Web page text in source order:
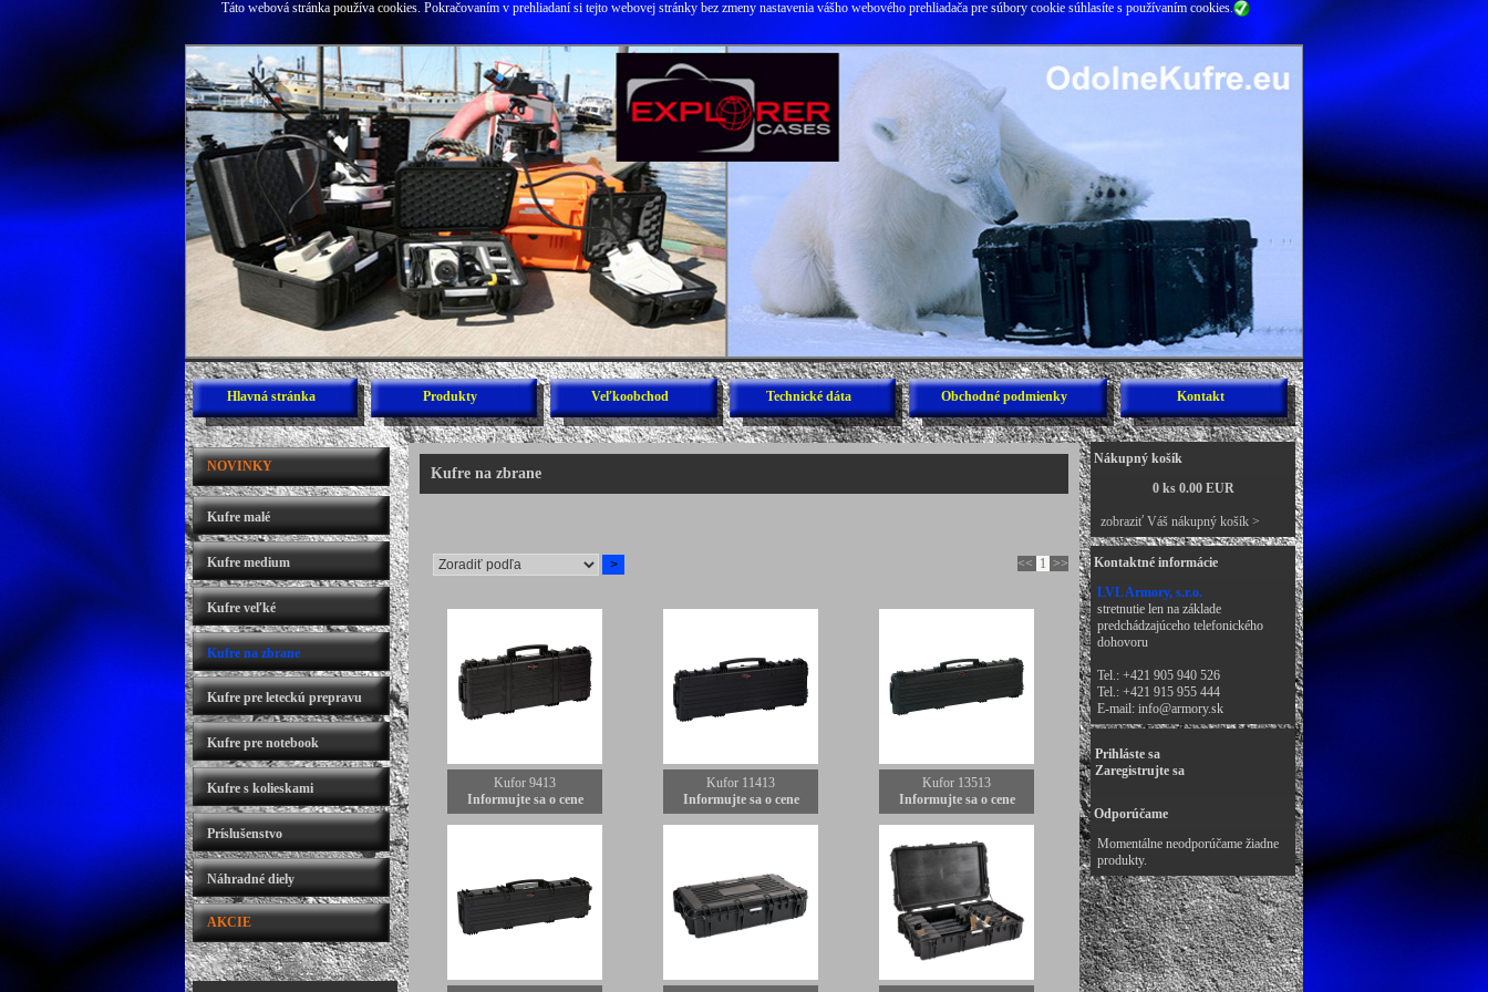
Táto webová stránka používa cookies. Pokračovaním v prehliadaní si tejto webovej stránky bez zmeny nastavenia vášho webového prehliadača pre súbory cookie súhlasíte s používaním cookies.
Hlavná stránka Produkty Veľkoobchod Technické dáta Obchodné podmienky Kontakt
NOVINKY
Kufre malé
Kufre medium
Kufre veľké
Kufre na zbrane
Kufre pre leteckú prepravu
Kufre pre notebook
Kufre s kolieskami
Príslušenstvo
Náhradné diely
AKCIE
Kufre na zbrane
<< 1 >>
Kufor 9413
Informujte sa o cene
Kufor 11413
Informujte sa o cene
Kufor 13513
Informujte sa o cene
Nákupný košík
0 ks 0.00 EUR
zobraziť Váš nákupný košík >
Kontaktné informácie
LVL Armory, s.r.o.
stretnutie len na základe
predchádzajúceho telefonického
dohovoru
Tel.: +421 905 940 526
Tel.: +421 915 955 444
E-mail: info@armory.sk
Prihláste sa
Zaregistrujte sa
Odporúčame
Momentálne neodporúčame žiadne
produkty.